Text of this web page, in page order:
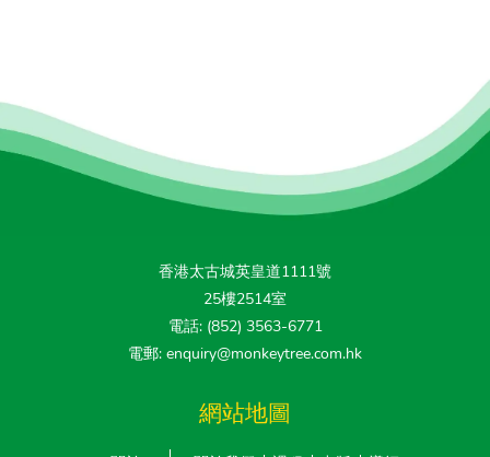
香港太古城英皇道1111號
25樓2514室
電話: (852) 3563-6771
電郵: enquiry@monkeytree.com.hk
網站地圖